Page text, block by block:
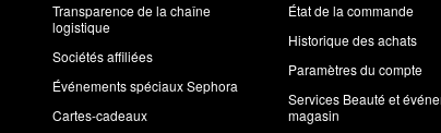
Transparence de la chaîne
logistique
Sociétés affiliées
Événements spéciaux Sephora
Cartes-cadeaux
État de la commande
Historique des achats
Paramètres du compte
Services Beauté et
magasin